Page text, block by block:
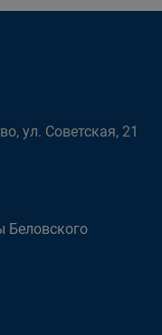
ул. Советская, 21
Беловского